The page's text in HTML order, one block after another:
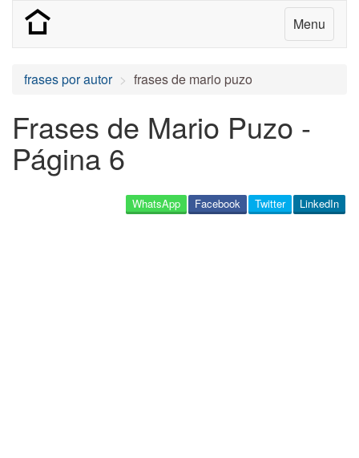
Menu
frases por autor frases de mario puzo
Frases de Mario Puzo -
Página 6
LinkedIn
Twitter
Facebook
WhatsApp